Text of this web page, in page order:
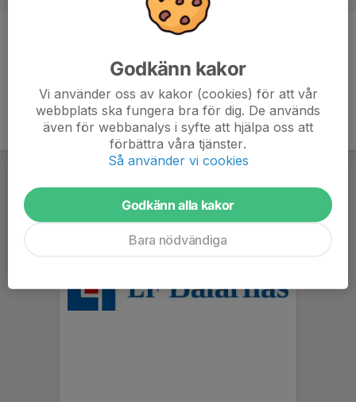
Godkänn kakor
Vi använder oss av kakor (cookies) för att vår
webbplats ska fungera bra för dig. De används
även för webbanalys i syfte att hjälpa oss att
förbättra våra tjänster.
Så använder vi cookies
Godkänn alla kakor
Bara nödvändiga